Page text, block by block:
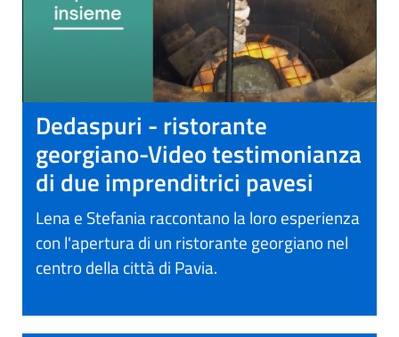
Dedaspuri - ristorante
georgiano-Video testimonianza
di due imprenditrici pavesi
Lena e Stefania raccontano la loro esperienza
con l'apertura di un ristorante georgiano nel
centro della città di Pavia.